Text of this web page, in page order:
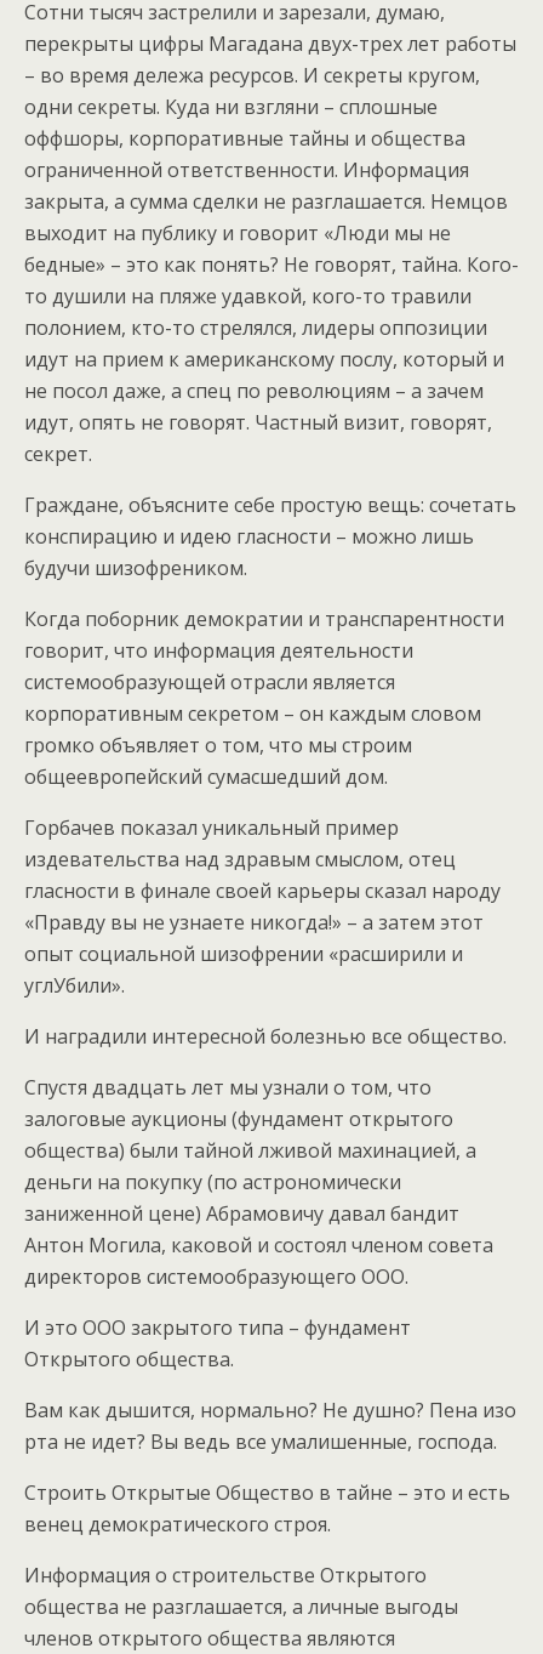
Сотни тысяч застрелили и зарезали, думаю,
перекрыты цифры Магадана двух-трех лет работы
– во время дележа ресурсов. И секреты кругом,
одни секреты. Куда ни взгляни – сплошные
оффшоры, корпоративные тайны и общества
ограниченной ответственности. Информация
закрыта, а сумма сделки не разглашается. Немцов
выходит на публику и говорит «Люди мы не
бедные» – это как понять? Не говорят, тайна. Кого-
то душили на пляже удавкой, кого-то травили
полонием, кто-то стрелялся, лидеры оппозиции
идут на прием к американскому послу, который и
не посол даже, а спец по революциям – а зачем
идут, опять не говорят. Частный визит, говорят,
секрет.
Граждане, объясните себе простую вещь: сочетать
конспирацию и идею гласности – можно лишь
будучи шизофреником.
Когда поборник демократии и транспарентности
говорит, что информация деятельности
системообразующей отрасли является
корпоративным секретом – он каждым словом
громко объявляет о том, что мы строим
общеевропейский сумасшедший дом.
Горбачев показал уникальный пример
издевательства над здравым смыслом, отец
гласности в финале своей карьеры сказал народу
«Правду вы не узнаете никогда!» – а затем этот
опыт социальной шизофрении «расширили и
углУбили».
И наградили интересной болезнью все общество.
Спустя двадцать лет мы узнали о том, что
залоговые аукционы (фундамент открытого
общества) были тайной лживой махинацией, а
деньги на покупку (по астрономически
заниженной цене) Абрамовичу давал бандит
Антон Могила, каковой и состоял членом совета
директоров системообразующего ООО.
И это ООО закрытого типа – фундамент
Открытого общества.
Вам как дышится, нормально? Не душно? Пена изо
рта не идет? Вы ведь все умалишенные, господа.
Строить Открытые Общество в тайне – это и есть
венец демократического строя.
Информация о строительстве Открытого
общества не разглашается, а личные выгоды
членов открытого общества являются